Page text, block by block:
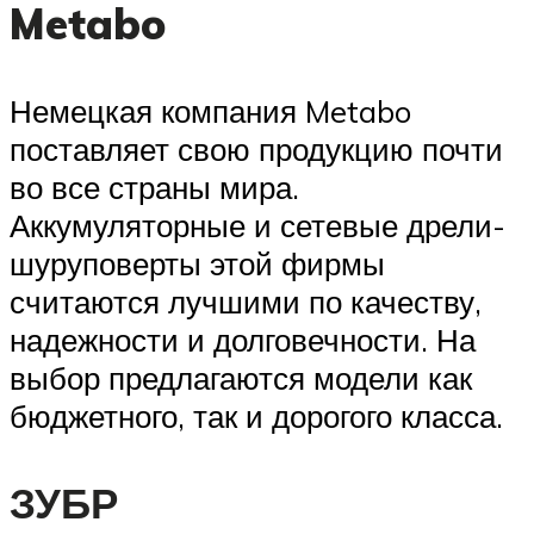
Metabo
Немецкая компания Metabo
поставляет свою продукцию почти
во все страны мира.
Аккумуляторные и сетевые дрели-
шуруповерты этой фирмы
считаются лучшими по качеству,
надежности и долговечности. На
выбор предлагаются модели как
бюджетного, так и дорогого класса.
ЗУБР